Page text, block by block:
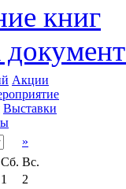
книг
Акции
Выставки
»
Сб. Вс.
1
2